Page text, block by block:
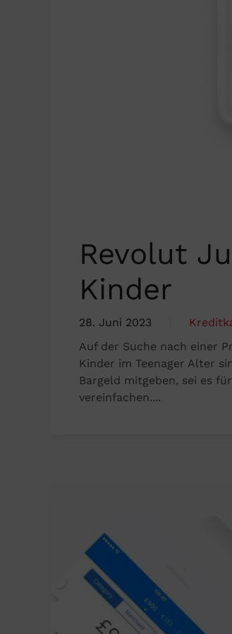
Revolut
Kinder
28. Juni 2023
Auf der Suche nach einer
Kinder im Teenager Alter
Bargeld mitgeben, sei es
vereinfachen....